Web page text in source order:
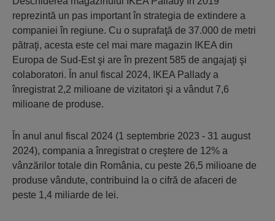
reprezintă un pas important în strategia de extindere a
companiei în regiune. Cu o suprafaţă de 37.000 de metri
pătraţi, acesta este cel mai mare magazin IKEA din
Europa de Sud-Est şi are în prezent 585 de angajaţi şi
colaboratori. În anul fiscal 2024, IKEA Pallady a
înregistrat 2,2 milioane de vizitatori şi a vândut 7,6
milioane de produse.
În anul anul fiscal 2024 (1 septembrie 2023 - 31 august
2024), compania a înregistrat o creştere de 12% a
vânzărilor totale din România, cu peste 26,5 milioane de
produse vândute, contribuind la o cifră de afaceri de
peste 1,4 miliarde de lei.